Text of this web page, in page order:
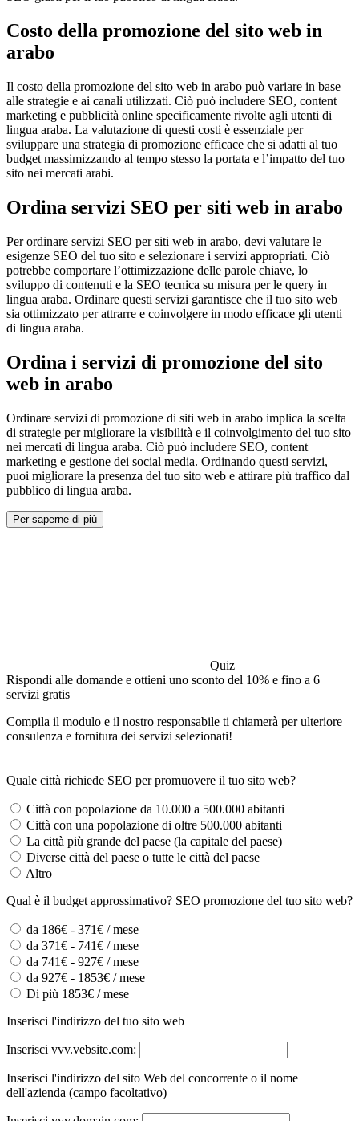
Costo della promozione del sito web in
arabo
Il costo della promozione del sito web in arabo può variare in base
alle strategie e ai canali utilizzati. Ciò può includere SEO, content
marketing e pubblicità online specificamente rivolte agli utenti di
lingua araba. La valutazione di questi costi è essenziale per
sviluppare una strategia di promozione efficace che si adatti al tuo
budget massimizzando al tempo stesso la portata e l’impatto del tuo
sito nei mercati arabi.
Ordina servizi SEO per siti web in arabo
Per ordinare servizi SEO per siti web in arabo, devi valutare le
esigenze SEO del tuo sito e selezionare i servizi appropriati. Ciò
potrebbe comportare l’ottimizzazione delle parole chiave, lo
sviluppo di contenuti e la SEO tecnica su misura per le query in
lingua araba. Ordinare questi servizi garantisce che il tuo sito web
sia ottimizzato per attrarre e coinvolgere in modo efficace gli utenti
di lingua araba.
Ordina i servizi di promozione del sito
web in arabo
Ordinare servizi di promozione di siti web in arabo implica la scelta
di strategie per migliorare la visibilità e il coinvolgimento del tuo sito
nei mercati di lingua araba. Ciò può includere SEO, content
marketing e gestione dei social media. Ordinando questi servizi,
puoi migliorare la presenza del tuo sito web e attirare più traffico dal
pubblico di lingua araba.
Per saperne di più
Quiz
Rispondi alle domande e ottieni uno sconto del 10% e fino a 6
servizi gratis
Compila il modulo e il nostro responsabile ti chiamerà per ulteriore
consulenza e fornitura dei servizi selezionati!
Quale città richiede SEO per promuovere il tuo sito web?
Città con popolazione da 10.000 a 500.000 abitanti
Città con una popolazione di oltre 500.000 abitanti
La città più grande del paese (la capitale del paese)
Diverse città del paese o tutte le città del paese
Altro
Qual è il budget approssimativo? SEO promozione del tuo sito web?
da 186€ - 371€ / mese
da 371€ - 741€ / mese
da 741€ - 927€ / mese
da 927€ - 1853€ / mese
Di più 1853€ / mese
Inserisci l'indirizzo del tuo sito web
Inserisci vvv.vebsite.com:
Inserisci l'indirizzo del sito Web del concorrente o il nome
dell'azienda (campo facoltativo)